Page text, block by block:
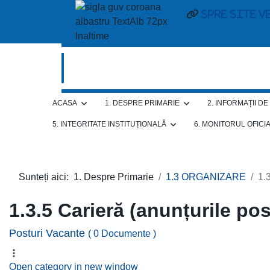
Spre site
ACASA 1. DESPRE PRIMARIE 2. INFORMAȚII
5. INTEGRITATE INSTITUȚIONALĂ 6. MONITORUL
Sunteți aici: 1. Despre Primarie 1.3 ORGANIZARE
1.3.5 Carieră (anunțurile
Posturi Vacante ( 0 Documente )
Open category in new window